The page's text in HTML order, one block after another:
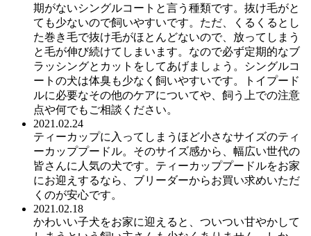
期がないシングルコートと言う種類です。抜け毛がと
ても少ないので飼いやすいです。ただ、くるくるとし
た巻き毛で抜け毛がほとんどないので、放ってしまう
と毛が伸び続けてしまいます。なので必ず定期的なブ
ラッシングとカットをしてあげましょう。シングルコ
ートの犬は体臭も少なく飼いやすいです。トイプード
ルに必要なその他のケアについてや、飼う上での注意
点や何でもご相談ください。
2021.02.24
ティーカップに入ってしまうほど小さなサイズのティ
ーカッププードル。そのサイズ感から、幅広い世代の
皆さんに人気の犬です。ティーカッププードルをお家
にお迎えするなら、ブリーダーからお買い求めいただ
くのが安心です。
2021.02.18
かわいい子犬をお家に迎えると、ついつい甘やかして